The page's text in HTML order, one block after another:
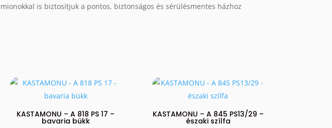
is biztosítjuk a pontos, biztonságos és sérülésmentes házhoz
KASTAMONU – A 818 PS 17 –
bavaria bükk
KASTAMONU – A 845 PS13/29 –
északi szílfa